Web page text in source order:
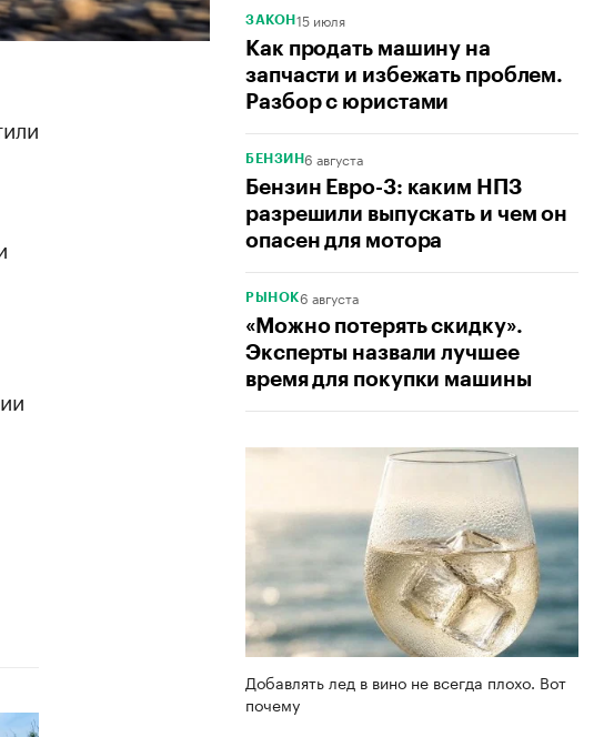
ЗАКОН 15 июля
Как продать машину на
запчасти и избежать проблем.
Разбор с юристами
БЕНЗИН6 августа
Бензин Евро-3: каким НПЗ
разрешили выпускать и чем он
опасен для мотора
РЫНОК6 августа
«Можно потерять скидку».
Эксперты назвали лучшее
время для покупки машины
Добавлять лед в вино не всегда плохо. Вот
почему